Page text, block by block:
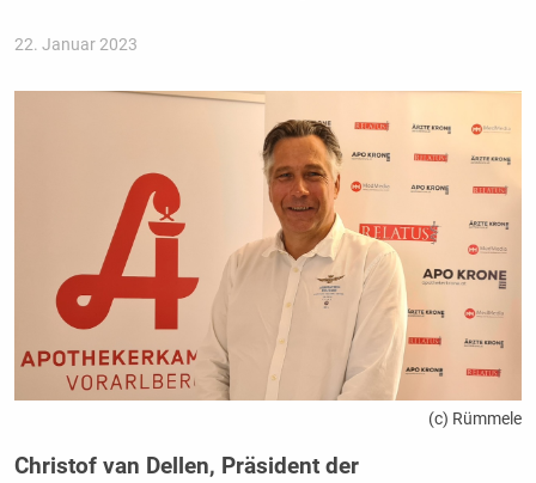
22. Januar 2023
(c) Rümmele
Christof van Dellen, Präsident der